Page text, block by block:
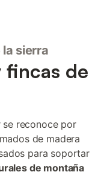
sierra
fincas de
se reconoce por
de madera
para soportar
de montaña